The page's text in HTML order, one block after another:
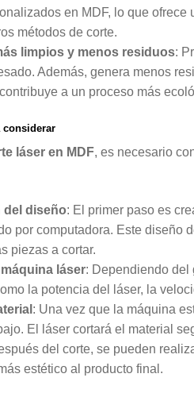
en MDF, lo que
métodos de corte.
limpios y menos residuos:
Además, genera menos
a un proceso más
considerar
láser en MDF, es necesario
del diseño: El primer paso es
por computadora. Este diseño
piezas a cortar.
láser: Dependiendo del
la potencia del láser, la
: Una vez que la máquina
El láser cortará el material
del corte, se pueden
estético al producto final.